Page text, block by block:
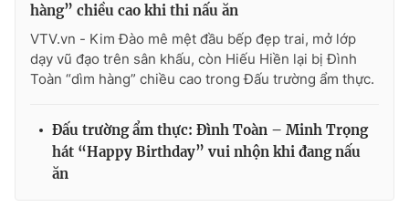
hàng” chiều cao khi thi nấu ăn
VTV.vn - Kim Đào mê mệt đầu bếp đẹp trai, mở lớp
dạy vũ đạo trên sân khấu, còn Hiếu Hiền lại bị Đình
Toàn “dìm hàng” chiều cao trong Đấu trường ẩm thực.
Đấu trường ẩm thực: Đình Toàn – Minh Trọng
hát “Happy Birthday” vui nhộn khi đang nấu
ăn